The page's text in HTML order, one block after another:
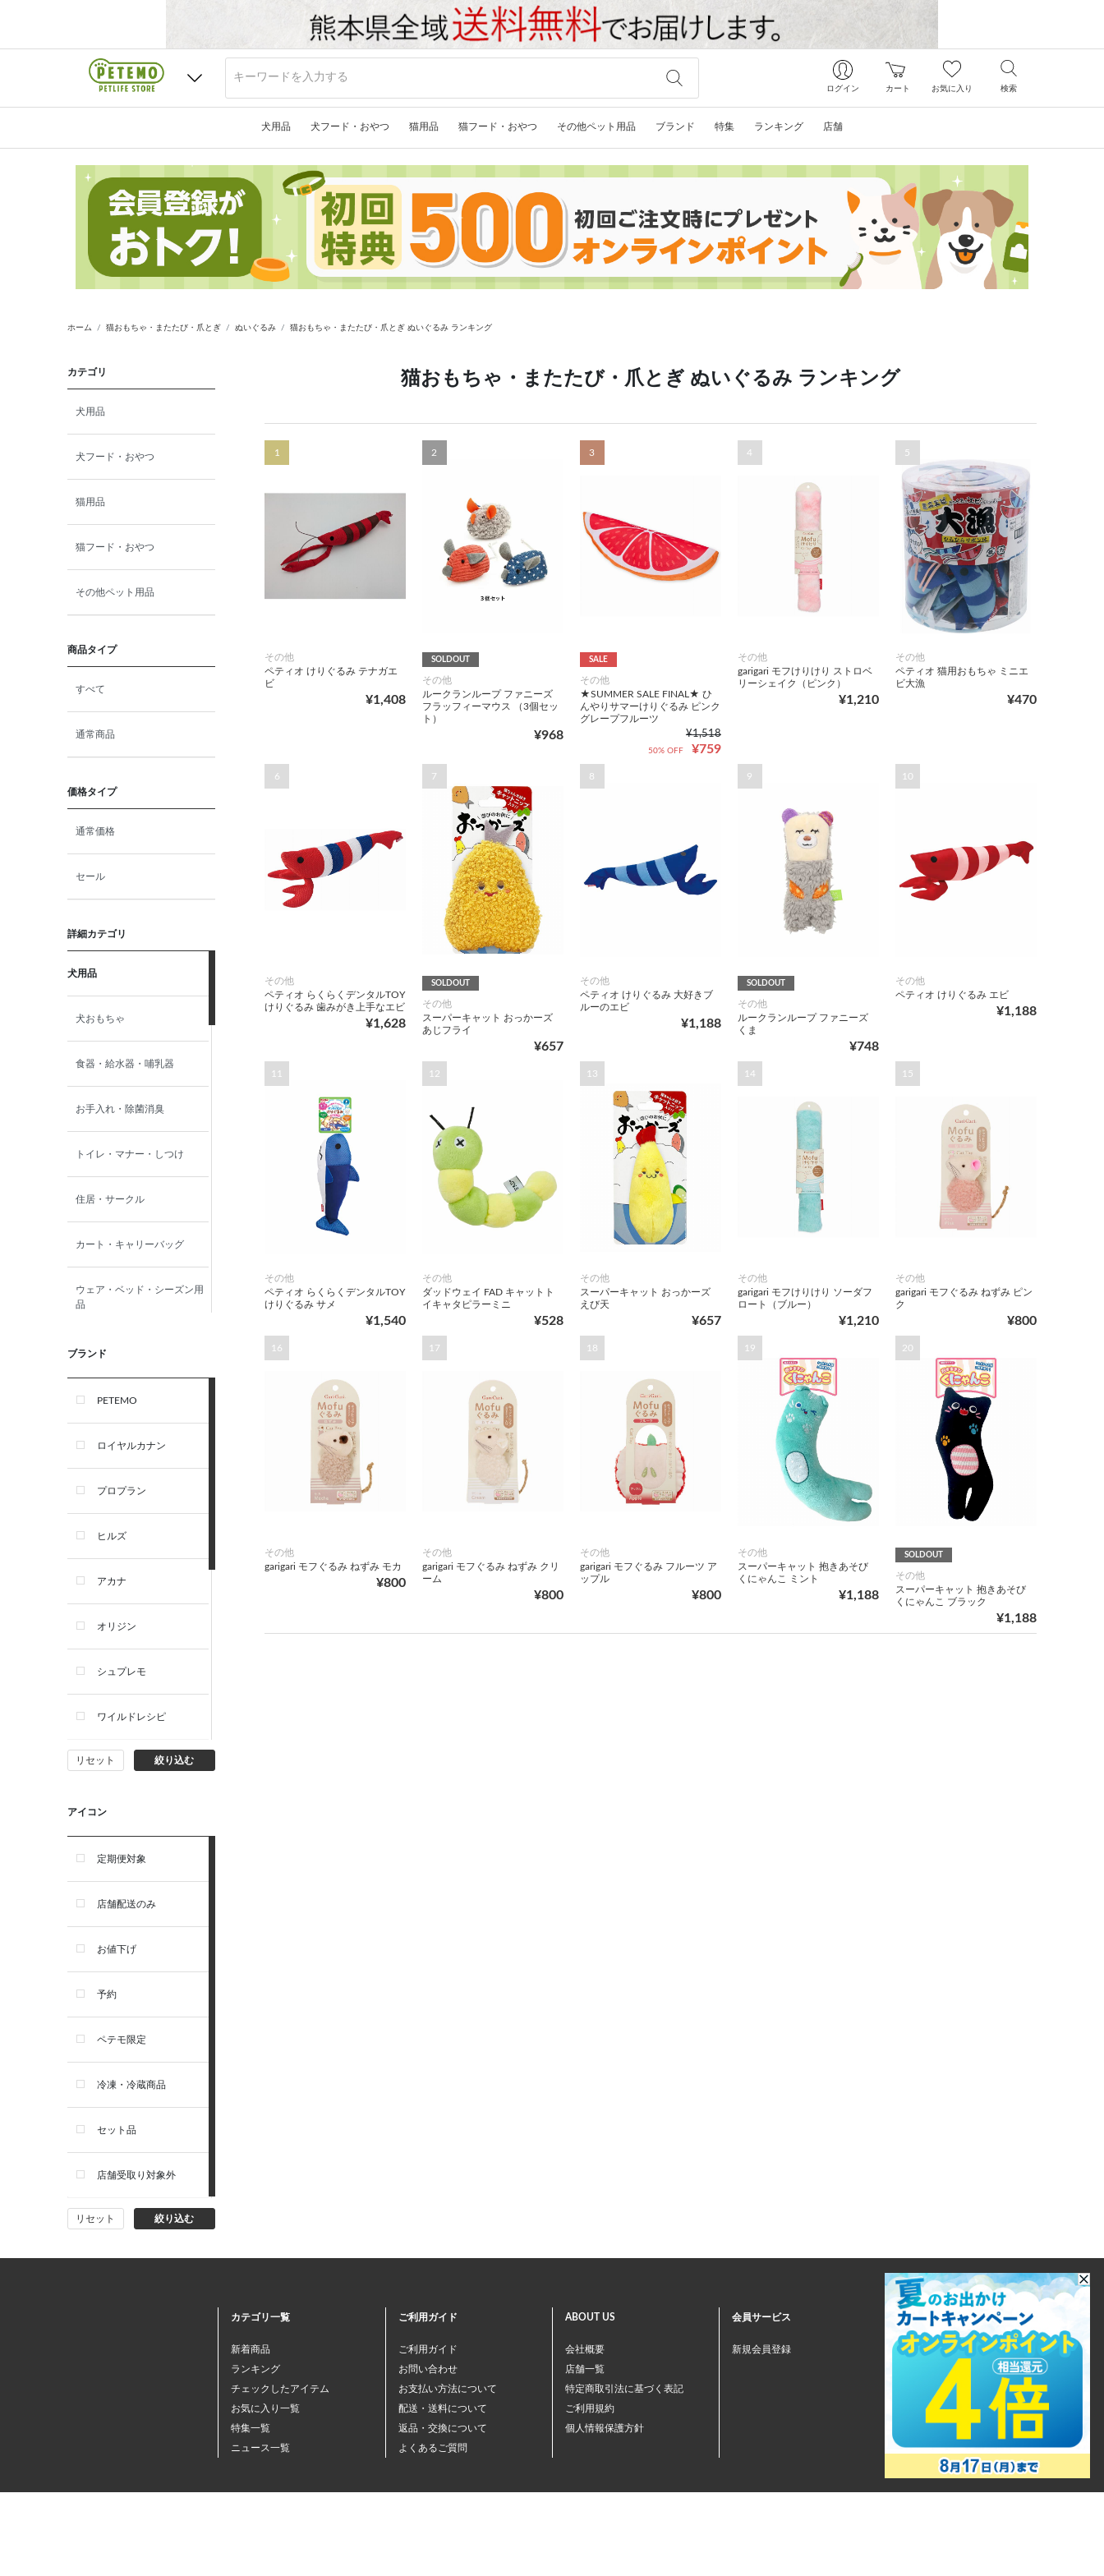
ログイン カート お気に入り 検索
犬用品 犬フード・おやつ 猫用品 猫フード・おやつ その他ペット用品 ブランド 特集 ランキング 店舗
ホーム 猫おもちゃ・またたび・爪とぎ ぬいぐるみ 猫おもちゃ・またたび・爪とぎ ぬいぐるみ ランキング
カテゴリ
犬用品
犬フード・おやつ
猫用品
猫フード・おやつ
その他ペット用品
商品タイプ
すべて
通常商品
価格タイプ
通常価格
セール
詳細カテゴリ
犬用品
犬おもちゃ
食器・給水器・哺乳器
お手入れ・除菌消臭
トイレ・マナー・しつけ
住居・サークル
カート・キャリーバッグ
ウェア・ベッド・シーズン用
品
首輪・ハーネス(胴輪)・リー
イ・ウェット）
犬ドライフード
犬ウェットフード
犬おやつ
犬サプリ・ミルク・栄養補給
品
首輪・ハーネス(胴輪)・リー
ブランド
PETEMO
ロイヤルカナン
プロプラン
ヒルズ
アカナ
オリジン
シュプレモ
ワイルドレシピ
ナチュラルチョイス
ウェルネス
アーテミス
セレクトバランス
リガロ
ソルビダ
フィジカライフ
リセット 絞り込む
アイコン
定期便対象
店舗配送のみ
お値下げ
予約
ペテモ限定
冷凍・冷蔵商品
セット品
店舗受取り対象外
リセット 絞り込む
猫おもちゃ・またたび・爪とぎ ぬいぐるみ ランキング
1
その他
ペティオ けりぐるみ テナガエ
ビ
¥1,408
2
SOLDOUT
その他
ルークランループ ファニーズ
フラッフィーマウス （3個セッ
ト）
¥968
3
SALE
その他
★SUMMER SALE FINAL★ ひ
んやりサマーけりぐるみ ピンク
グレープフルーツ
¥1,518
¥759
50% OFF
4
その他
garigari モフけりけり ストロベ
リーシェイク（ピンク）
¥1,210
5
その他
ペティオ 猫用おもちゃ ミニエ
ビ大漁
¥470
6
その他
ペティオ らくらくデンタルTOY
けりぐるみ 歯みがき上手なエビ
¥1,628
7
SOLDOUT
その他
スーパーキャット おっかーズ
あじフライ
¥657
8
その他
ペティオ けりぐるみ 大好きブ
ルーのエビ
¥1,188
9
SOLDOUT
その他
ルークランループ ファニーズ
くま
¥748
10
その他
ペティオ けりぐるみ エビ
¥1,188
11
その他
ペティオ らくらくデンタルTOY
けりぐるみ サメ
¥1,540
12
その他
ダッドウェイ FAD キャットト
イキャタピラーミニ
¥528
13
その他
スーパーキャット おっかーズ
えび天
¥657
14
その他
garigari モフけりけり ソーダフ
ロート（ブルー）
¥1,210
15
その他
garigari モフぐるみ ねずみ ピン
ク
¥800
16
その他
garigari モフぐるみ ねずみ モカ
¥800
17
その他
garigari モフぐるみ ねずみ クリ
ーム
¥800
18
その他
garigari モフぐるみ フルーツ ア
ップル
¥800
19
その他
スーパーキャット 抱きあそび
くにゃんこ ミント
¥1,188
20
SOLDOUT
その他
スーパーキャット 抱きあそび
くにゃんこ ブラック
¥1,188
カテゴリ一覧
新着商品
ランキング
チェックしたアイテム
お気に入り一覧
特集一覧
ニュース一覧
ご利用ガイド
ご利用ガイド
お問い合わせ
お支払い方法について
配送・送料について
返品・交換について
よくあるご質問
ABOUT US
会社概要
店舗一覧
特定商取引法に基づく表記
ご利用規約
個人情報保護方針
会員サービス
新規会員登録